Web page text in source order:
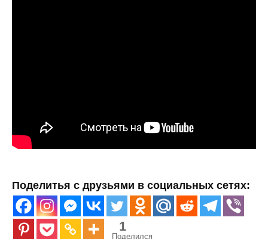
Поделитья с друзьями в социальных сетях:
1
Поделился